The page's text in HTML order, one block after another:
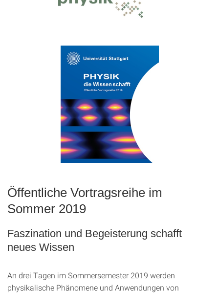
Öffentliche Vortragsreihe im
Sommer 2019
Faszination und Begeisterung schafft
neues Wissen
An drei Tagen im Sommersemester 2019 werden
physikalische Phänomene und Anwendungen von